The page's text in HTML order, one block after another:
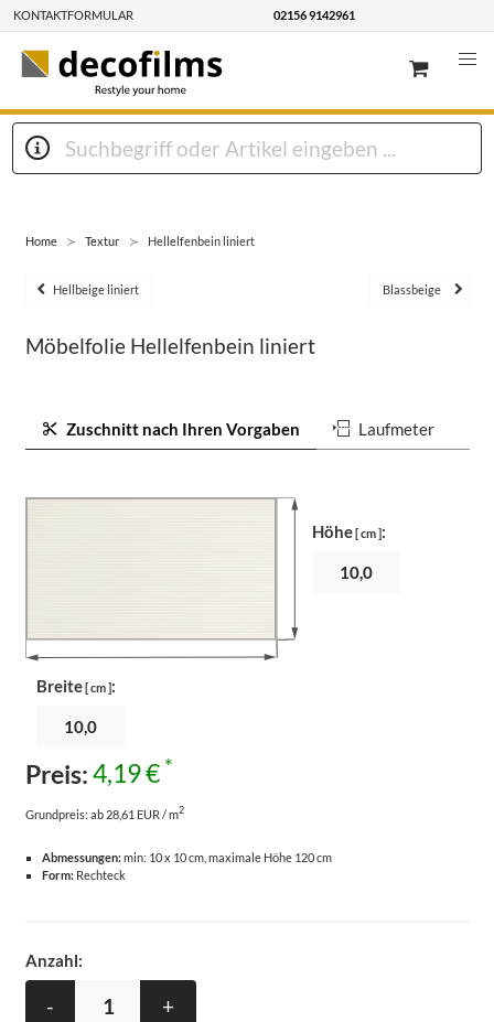
KONTAKTFORMULAR 02156 9142961
Home Textur Hellelfenbein liniert
Hellbeige liniert Blassbeige
Möbelfolie Hellelfenbein liniert
Zuschnitt nach Ihren Vorgaben Laufmeter
Breite[ cm ]:
Höhe[ cm ]:
Preis:4,19 € *
Grundpreis: ab 28,61 EUR / m2
Abmessungen:min: 10 x 10 cm, maximale Höhe 120 cm
Form:Rechteck
Anzahl:
- +